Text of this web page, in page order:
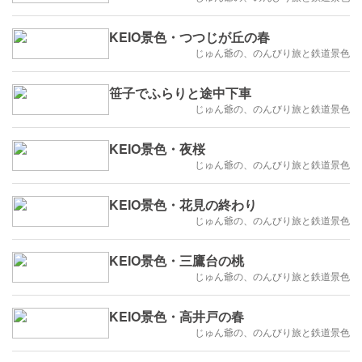
KEIO景色・つつじが丘の春
じゅん爺の、のんびり旅と鉄道景色
笹子でふらりと途中下車
じゅん爺の、のんびり旅と鉄道景色
KEIO景色・夜桜
じゅん爺の、のんびり旅と鉄道景色
KEIO景色・花見の終わり
じゅん爺の、のんびり旅と鉄道景色
KEIO景色・三鷹台の桃
じゅん爺の、のんびり旅と鉄道景色
KEIO景色・高井戸の春
じゅん爺の、のんびり旅と鉄道景色